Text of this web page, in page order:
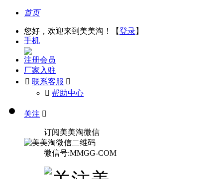
首页
您好，欢迎来到美美淘！【登录】
手机
注册会员
厂家入驻
 联系客服 
󰅃 帮助中心
关注 
订阅美美淘微信
微信号:MMGG-COM